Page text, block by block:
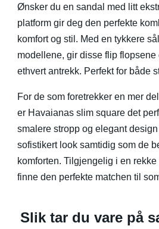
Ønsker du en sandal med litt
platform gir deg den perfekte
komfort og stil. Med en tykkere
modellene, gir disse flip flopsene
ethvert antrekk. Perfekt for både
For de som foretrekker en mer
er Havaianas slim square det
smalere stropp og elegant
sofistikert look samtidig som de
komforten. Tilgjengelig i en
finne den perfekte matchen til
Slik tar du vare på